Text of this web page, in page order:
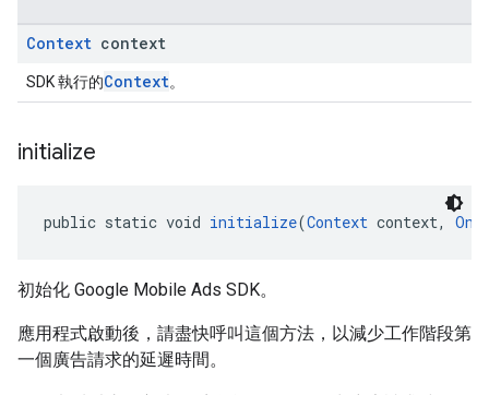
Context context
SDK 執行的Context。
initialize
public static void initialize(Context context,
初始化 Google Mobile Ads SDK。
應用程式啟動後，請盡快呼叫這個方法，以減少工作階段第
一個廣告請求的延遲時間。